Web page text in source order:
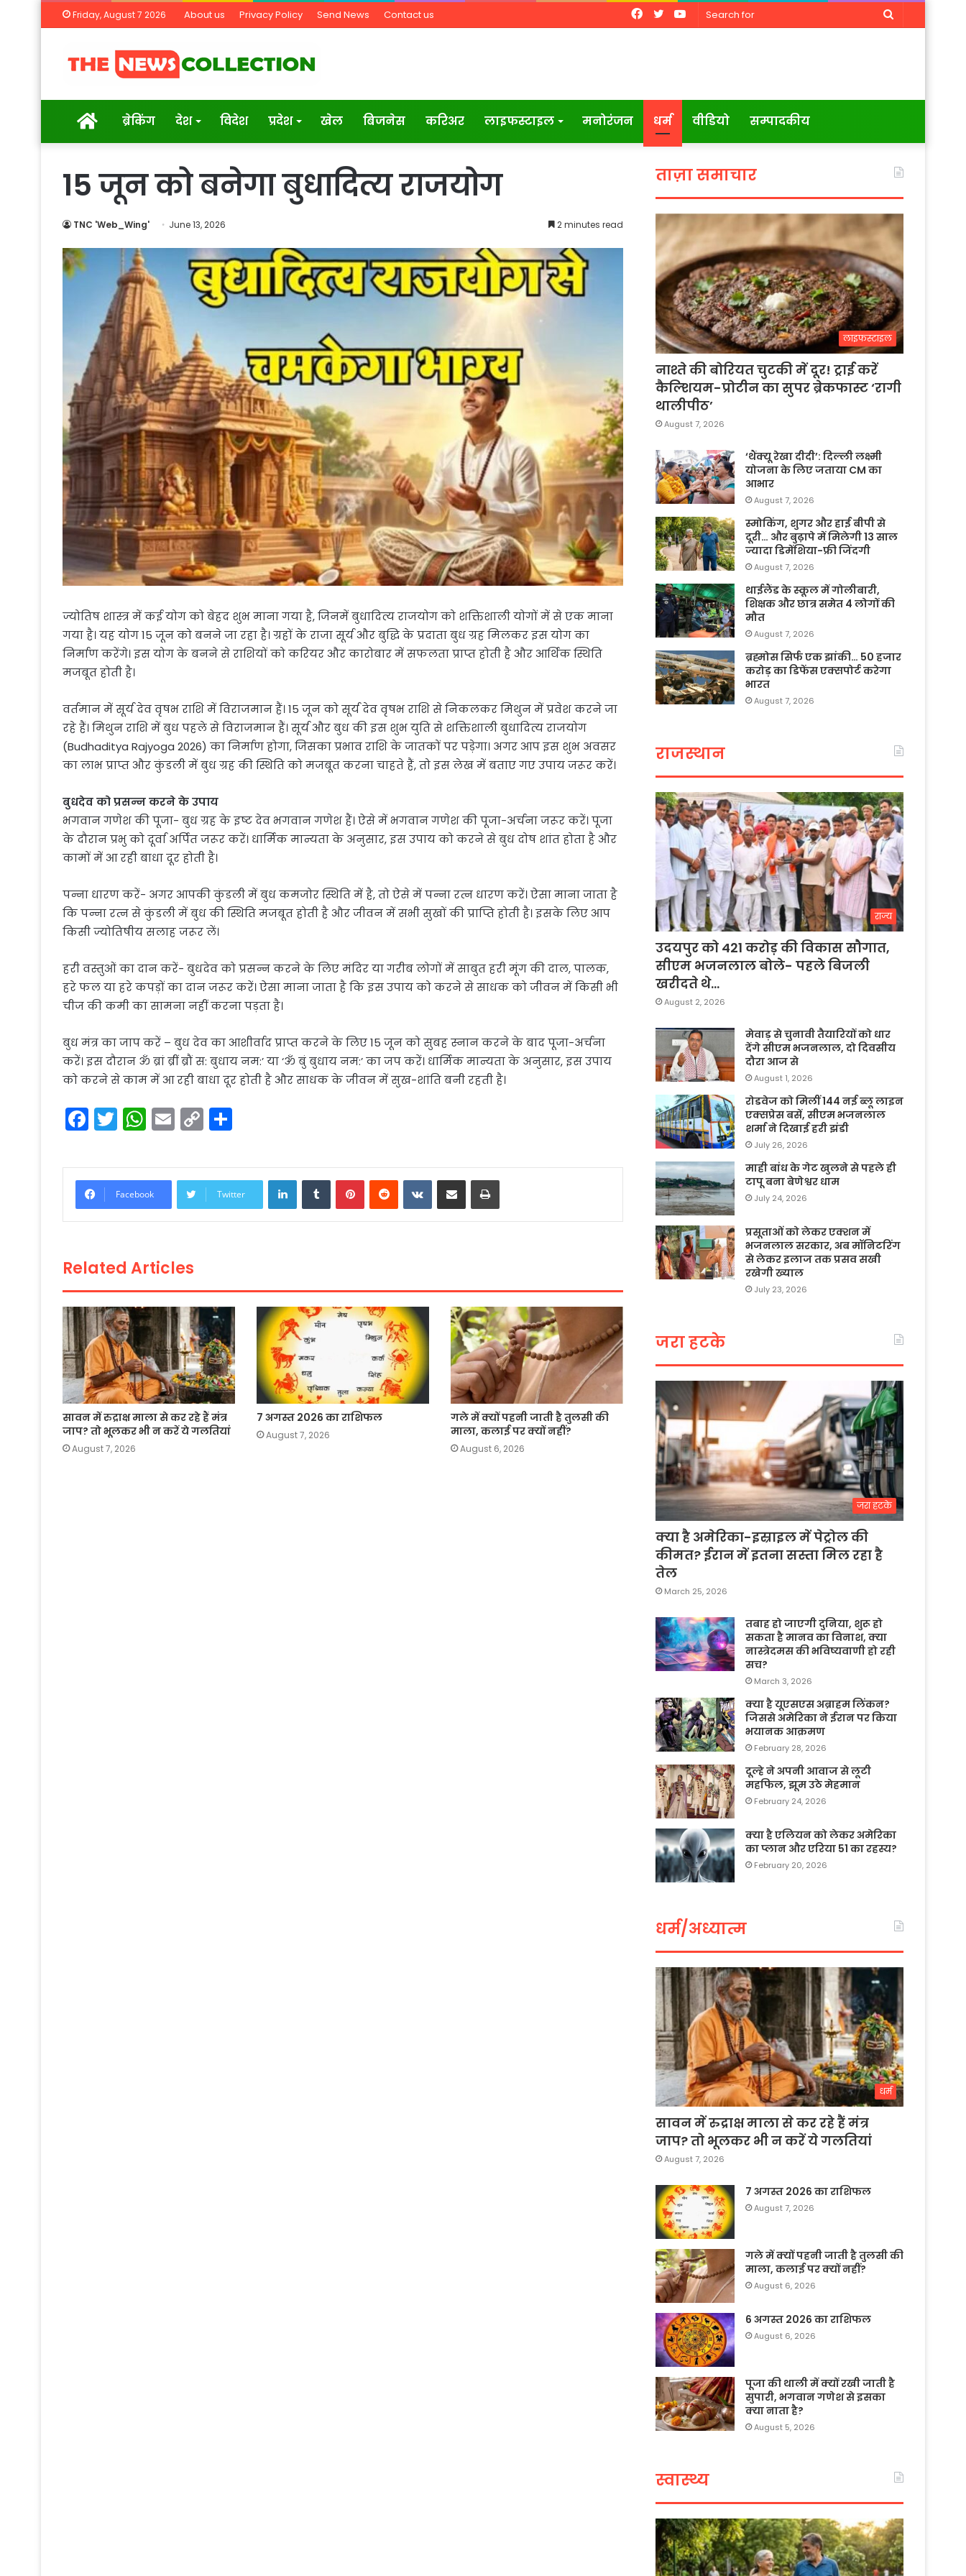
Friday, August 7 2026 About us Privacy Policy Send News Contact us
Search
YouTube
Twitter
Facebook
Homeब्रेकिंग देश विदेश प्रदेश खेल बिजनेस करिअर लाइफस्टाइल मनोरंजन धर्म वीडियो सम्पादकीय
15 जून को बनेगा बुधादित्य राजयोग
TNC 'Web_Wing' June 13, 2026 2 minutes read
ज्योतिष शास्त्र में कई योग को बेहद शुभ माना गया है, जिनमें बुधादित्य राजयोग को शक्तिशाली योगों में से एक माना
गया है। यह योग 15 जून को बनने जा रहा है। ग्रहों के राजा सूर्य और बुद्धि के प्रदाता बुध ग्रह मिलकर इस योग का
निर्माण करेंगे। इस योग के बनने से राशियों को करियर और कारोबार में सफलता प्राप्त होती है और आर्थिक स्थिति
मजबूत होती है।
वर्तमान में सूर्य देव वृषभ राशि में विराजमान हैं। 15 जून को सूर्य देव वृषभ राशि से निकलकर मिथुन में प्रवेश करने जा
रहे हैं। मिथुन राशि में बुध पहले से विराजमान हैं। सूर्य और बुध की इस शुभ युति से शक्तिशाली बुधादित्य राजयोग
(Budhaditya Rajyoga 2026) का निर्माण होगा, जिसका प्रभाव राशि के जातकों पर पड़ेगा। अगर आप इस शुभ अवसर
का लाभ प्राप्त और कुंडली में बुध ग्रह की स्थिति को मजबूत करना चाहते हैं, तो इस लेख में बताए गए उपाय जरूर करें।
बुधदेव को प्रसन्न करने के उपाय
भगवान गणेश की पूजा- बुध ग्रह के इष्ट देव भगवान गणेश हैं। ऐसे में भगवान गणेश की पूजा-अर्चना जरूर करें। पूजा
के दौरान प्रभु को दूर्वा अर्पित जरूर करें। धार्मिक मान्यता के अनुसार, इस उपाय को करने से बुध दोष शांत होता है और
कामों में आ रही बाधा दूर होती है।
पन्ना धारण करें- अगर आपकी कुंडली में बुध कमजोर स्थिति में है, तो ऐसे में पन्ना रत्न धारण करें। ऐसा माना जाता है
कि पन्ना रत्न से कुंडली में बुध की स्थिति मजबूत होती है और जीवन में सभी सुखों की प्राप्ति होती है। इसके लिए आप
किसी ज्योतिषीय सलाह जरूर लें।
हरी वस्तुओं का दान करें- बुधदेव को प्रसन्न करने के लिए मंदिर या गरीब लोगों में साबुत हरी मूंग की दाल, पालक,
हरे फल या हरे कपड़ों का दान जरूर करें। ऐसा माना जाता है कि इस उपाय को करने से साधक को जीवन में किसी भी
चीज की कमी का सामना नहीं करना पड़ता है।
बुध मंत्र का जाप करें – बुध देव का आशीर्वाद प्राप्त करने के लिए 15 जून को सुबह स्नान करने के बाद पूजा-अर्चना
करें। इस दौरान ॐ ब्रां ब्रीं ब्रौं स: बुधाय नम:’ या ‘ॐ बुं बुधाय नम:’ का जप करें। धार्मिक मान्यता के अनुसार, इस उपाय
को करने से काम में आ रही बाधा दूर होती है और साधक के जीवन में सुख-शांति बनी रहती है।
F
a
c
e
b
o
k
T
w
itt
er
W
h
a
ts
A
p
E
m
ai
l
C
o
p
y
Li
ar
e
Facebook Twitter
LinkedInTumblrPinterestReddit VKontakte
Share via Email Print
Related Articles
सावन में रुद्राक्ष माला से कर रहे हैं मंत्र
जाप? तो भूलकर भी न करें ये गलतियां
August 7, 2026
7 अगस्त 2026 का राशिफल
August 7, 2026
गले में क्यों पहनी जाती है तुलसी की
माला, कलाई पर क्यों नहीं?
August 6, 2026
ताज़ा समाचार
लाइफस्टाइल
नाश्ते की बोरियत चुटकी में दूर! ट्राई करें
कैल्शियम-प्रोटीन का सुपर ब्रेकफास्ट ‘रागी
थालीपीठ’
August 7, 2026
‘थैंक्यू रेखा दीदी’: दिल्ली लक्ष्मी
योजना के लिए जताया CM का
आभार
August 7, 2026
स्मोकिंग, शुगर और हाई बीपी से
दूरी… और बुढ़ापे में मिलेगी 13 साल
ज्यादा डिमेंशिया-फ्री जिंदगी
August 7, 2026
थाईलैंड के स्कूल में गोलीबारी,
शिक्षक और छात्र समेत 4 लोगों की
मौत
August 7, 2026
ब्रह्मोस सिर्फ एक झांकी… 50 हजार
करोड़ का डिफेंस एक्सपोर्ट करेगा
भारत
August 7, 2026
राजस्थान
राज्य
उदयपुर को 421 करोड़ की विकास सौगात,
सीएम भजनलाल बोले- पहले बिजली
खरीदते थे…
August 2, 2026
मेवाड़ से चुनावी तैयारियों को धार
देंगे सीएम भजनलाल, दो दिवसीय
दौरा आज से
August 1, 2026
रोडवेज को मिलीं 144 नई ब्लू लाइन
एक्सप्रेस बसें, सीएम भजनलाल
शर्मा ने दिखाई हरी झंडी
July 26, 2026
माही बांध के गेट खुलने से पहले ही
टापू बना बेणेश्वर धाम
July 24, 2026
प्रसूताओं को लेकर एक्शन में
भजनलाल सरकार, अब मॉनिटरिंग
से लेकर इलाज तक प्रसव सखी
रखेगी ख्याल
July 23, 2026
जरा हटके
जरा हटके
क्या है अमेरिका-इस्राइल में पेट्रोल की
कीमत? ईरान में इतना सस्ता मिल रहा है
तेल
March 25, 2026
तबाह हो जाएगी दुनिया, शुरू हो
सकता है मानव का विनाश, क्या
नास्त्रेदमस की भविष्यवाणी हो रही
सच?
March 3, 2026
क्या है यूएसएस अब्राहम लिंकन?
जिससे अमेरिका ने ईरान पर किया
भयानक आक्रमण
February 28, 2026
दूल्हे ने अपनी आवाज से लूटी
महफिल, झूम उठे मेहमान
February 24, 2026
क्या है एलियन को लेकर अमेरिका
का प्लान और एरिया 51 का रहस्य?
February 20, 2026
धर्म/अध्यात्म
धर्म
सावन में रुद्राक्ष माला से कर रहे हैं मंत्र
जाप? तो भूलकर भी न करें ये गलतियां
August 7, 2026
7 अगस्त 2026 का राशिफल
August 7, 2026
गले में क्यों पहनी जाती है तुलसी की
माला, कलाई पर क्यों नहीं?
August 6, 2026
6 अगस्त 2026 का राशिफल
August 6, 2026
पूजा की थाली में क्यों रखी जाती है
सुपारी, भगवान गणेश से इसका
क्या नाता है?
August 5, 2026
स्वास्थ्य